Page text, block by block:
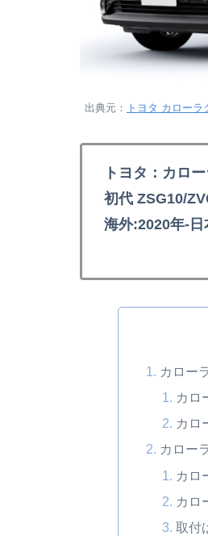
出典元： トヨタ カロー
トヨタ：カロ
初代 ZSG10/
海外:2020年-日
カロー
カロ
カロ
カロー
カロ
カロ
取付